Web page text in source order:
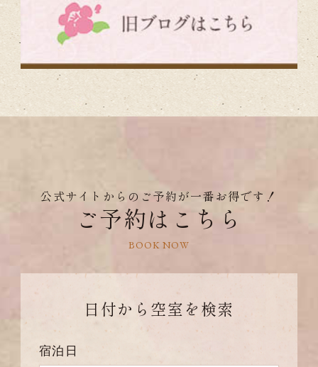
公式サイトからのご予約が一番お得です！
ご予約はこちら
BOOK NOW
日付から 空室を検索
宿泊日